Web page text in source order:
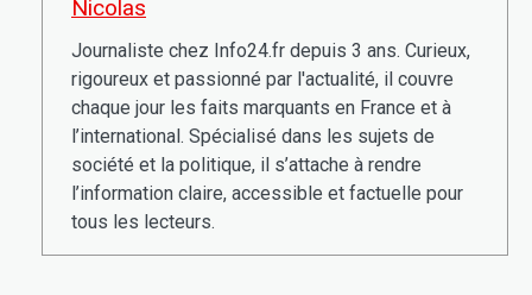
Nicolas
Journaliste chez Info24.fr depuis 3 ans. Curieux,
rigoureux et passionné par l'actualité, il couvre
chaque jour les faits marquants en France et à
l’international. Spécialisé dans les sujets de
société et la politique, il s’attache à rendre
l’information claire, accessible et factuelle pour
tous les lecteurs.